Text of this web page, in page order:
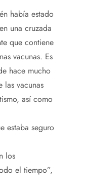
había estado
una cruzada
que contiene
vacunas. Es
hace mucho
las vacunas
así como
estaba seguro
los
el tiempo”,